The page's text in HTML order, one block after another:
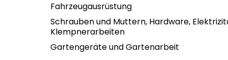
Fahrzeugausrüstung
Schrauben und Muttern, Hardware,
Klempnerarbeiten
Gartengeräte und Gartenarbeit